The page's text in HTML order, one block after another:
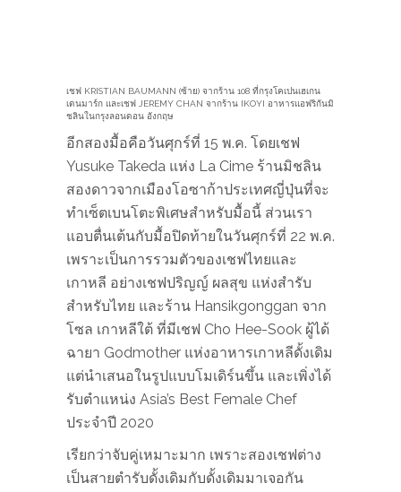
เชฟ KRISTIAN BAUMANN (ซ้าย) จากร้าน 108 ที่กรุงโคเปนเฮเกน
เดนมาร์ก และเชฟ JEREMY CHAN จากร้าน IKOYI อาหารแอฟริกันมิ
ชลินในกรุงลอนดอน อังกฤษ
อีกสองมื้อคือวันศุกร์ที่ 15 พ.ค. โดยเชฟ
Yusuke Takeda แห่ง La Cime ร้านมิชลิน
สองดาวจากเมืองโอซาก้า​ประเทศญี่ปุ่นที่จะ
ทำเซ็ตเบนโตะพิเศษสำหรับมื้อนี้ ส่วนเรา
แอบตื่นเต้นกับมื้อปิดท้ายในวันศุกร์ที่ 22 พ.ค.
เพราะเป็นการรวมตัวของเชฟไทยและ
เกาหลี อย่างเชฟปริญญ์ ผลสุข แห่งสำรับ
สำหรับไทย และร้าน Hansikgonggan จาก
โซล เกาหลีใต้ ที่มีเชฟ Cho Hee-Sook ผู้ได้
ฉายา Godmother แห่งอาหารเกาหลีดั้งเดิม
แต่นำเสนอในรูปแบบโมเดิร์นขึ้น และเพิ่งได้
รับตำแหน่ง Asia’s Best Female Chef
ประจำปี 2020
เรียกว่าจับคู่เหมาะมาก เพราะสองเชฟต่าง
เป็นสายตำรับดั้งเดิมกับดั้งเดิมมาเจอกัน